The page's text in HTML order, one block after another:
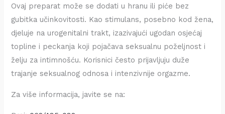
Ovaj preparat može se dodati u hranu ili piće bez
gubitka učinkovitosti. Kao stimulans, posebno kod žena,
djeluje na urogenitalni trakt, izazivajući ugodan osjećaj
topline i peckanja koji pojačava seksualnu poželjnost i
želju za intimnošću. Korisnici često prijavljuju duže
trajanje seksualnog odnosa i intenzivnije orgazme.
Za više informacija, javite se na: